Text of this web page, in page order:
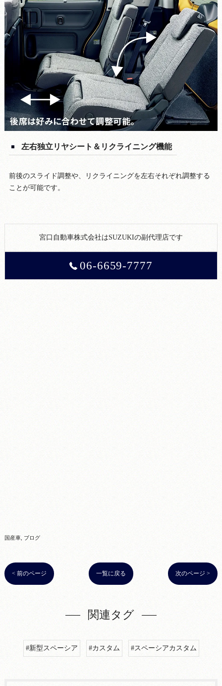
左右独立リヤシート＆リクライニング機能
前後のスライド調整や、リクライニングを左右それぞれ調整する
ことが可能です。
宮口自動車株式会社はSUZUKIの副代理店です
06-6659-7777
国産車 ブログ
< 前のページ 一覧に戻る 次のページ >
関連タグ
#新型スペーシア #カスタム #スペーシアカスタム